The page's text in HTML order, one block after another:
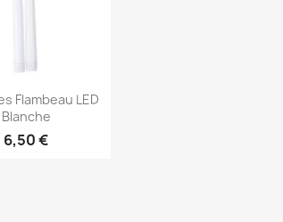
rapide
Flambeau LED
Blanche
6,50 €